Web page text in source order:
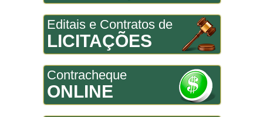
Editais e Contratos de
LICITAÇÕES
Contracheque
ONLINE